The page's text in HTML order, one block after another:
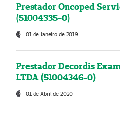
Prestador Oncoped
(51004335-0)
01 de Janeiro de 2019
Prestador Decordis
LTDA (51004346-0)
01 de Abril de 2020